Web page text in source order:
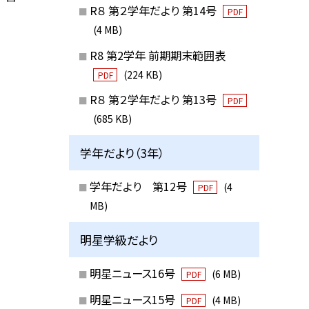
R８ 第２学年だより 第14号 PDF
(4 MB)
R8 第2学年 前期期末範囲表
PDF (224 KB)
R８ 第２学年だより 第13号 PDF
(685 KB)
学年だより（3年）
学年だより 第12号 PDF
(4
MB)
明星学級だより
明星ニュース16号 PDF (6 MB)
明星ニュース15号 PDF (4 MB)